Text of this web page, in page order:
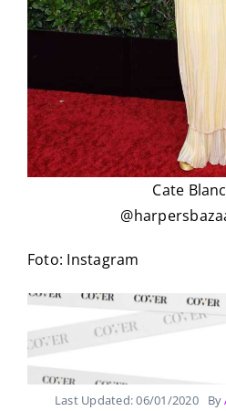
Cate
Foto: Instagram
Last Updated: 06/01/2020 By